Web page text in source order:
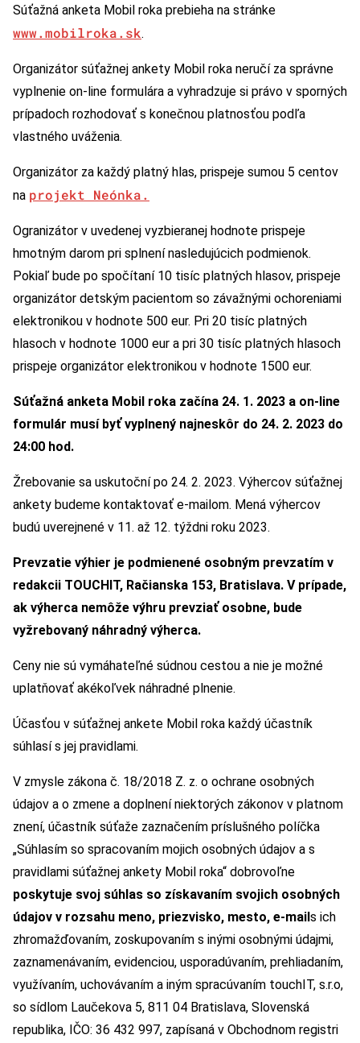
Súťažná anketa Mobil roka prebieha na stránke
www.mobilroka.sk.
Organizátor súťažnej ankety Mobil roka neručí za správne
vyplnenie on-line formulára a vyhradzuje si právo v sporných
prípadoch rozhodovať s konečnou platnosťou podľa
vlastného uváženia.
Organizátor za každý platný hlas, prispeje sumou 5 centov
na projekt Neónka.
Ogranizátor v uvedenej vyzbieranej hodnote prispeje
hmotným darom pri splnení nasledujúcich podmienok.
Pokiaľ bude po spočítaní 10 tisíc platných hlasov, prispeje
organizátor detským pacientom so závažnými ochoreniami
elektronikou v hodnote 500 eur. Pri 20 tisíc platných
hlasoch v hodnote 1000 eur a pri 30 tisíc platných hlasoch
prispeje organizátor elektronikou v hodnote 1500 eur.
Súťažná anketa Mobil roka začína 24. 1. 2023 a on-line
formulár musí byť vyplnený najneskôr do 24. 2. 2023 do
24:00 hod.
Žrebovanie sa uskutoční po 24. 2. 2023. Výhercov súťažnej
ankety budeme kontaktovať e-mailom. Mená výhercov
budú uverejnené v 11. až 12. týždni roku 2023.
Prevzatie výhier je podmienené osobným prevzatím v
redakcii TOUCHIT, Račianska 153, Bratislava. V prípade,
ak výherca nemôže výhru prevziať osobne, bude
vyžrebovaný náhradný výherca.
Ceny nie sú vymáhateľné súdnou cestou a nie je možné
uplatňovať akékoľvek náhradné plnenie.
Účasťou v súťažnej ankete Mobil roka každý účastník
súhlasí s jej pravidlami.
V zmysle zákona č. 18/2018 Z. z. o ochrane osobných
údajov a o zmene a doplnení niektorých zákonov v platnom
znení, účastník súťaže zaznačením príslušného políčka
„Súhlasím so spracovaním mojich osobných údajov a s
pravidlami súťažnej ankety Mobil roka“ dobrovoľne
poskytuje svoj súhlas so získavaním svojich osobných
údajov v rozsahu meno, priezvisko, mesto, e-mails ich
zhromažďovaním, zoskupovaním s inými osobnými údajmi,
zaznamenávaním, evidenciou, usporadúvaním, prehliadaním,
využívaním, uchovávaním a iným spracúvaním touchIT, s.r.o,
so sídlom Laučekova 5, 811 04 Bratislava, Slovenská
republika, IČO: 36 432 997, zapísaná v Obchodnom registri